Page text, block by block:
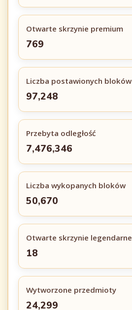
Otwarte skrzynie premium
769
Liczba postawionych bloków
97,248
Przebyta odległość
7,476,346
Liczba wykopanych bloków
50,670
Otwarte skrzynie legendarne
18
Wytworzone przedmioty
24,299